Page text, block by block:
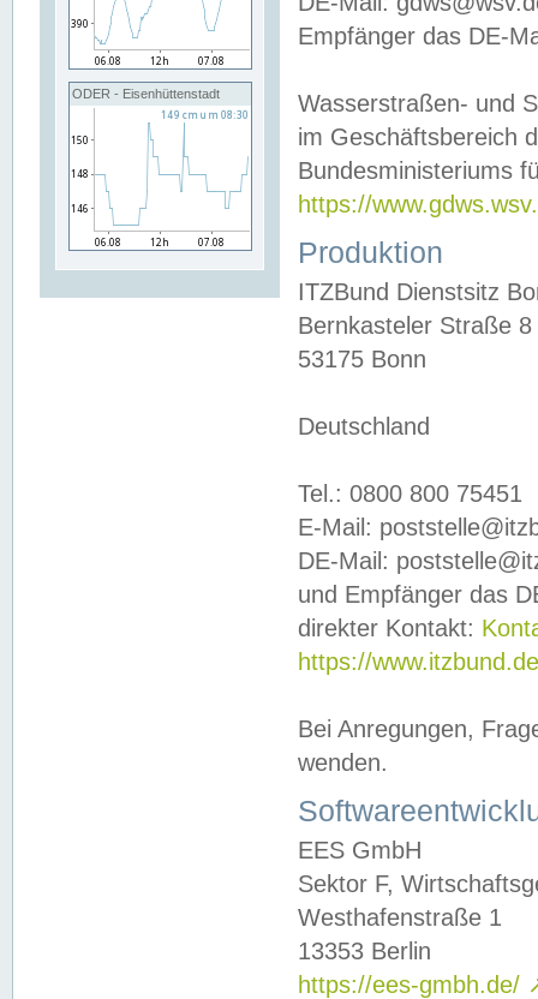
ODER - Eisenhüttenstadt
Empfänger das DE-
Wasserstraßen- und
im Geschäftsbereich
Bundesministeriums
https://
Produktion
ITZBund Dienstsitz
Bernkasteler Straße 8
53175 Bonn
Deutschland
Tel.: 0800 800 75451
E-Mail:
DE-Mail:
und Empfänger das
direkter Kontakt:
https://
Bei Anregungen,
wenden.
EES GmbH
Sektor F,
Westhafenstraße 1
13353 Berlin
https://ees-gmbh.de/